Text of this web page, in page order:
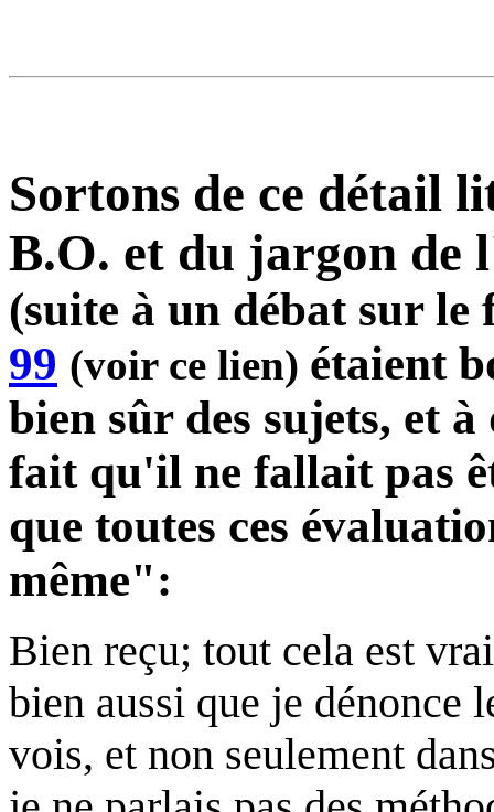
Sortons de ce détail
B.O. et du jargon
(suite à un débat sur le
99 (voir ce lien) étaient
bien sûr des sujets, et
fait qu'il ne fallait pas
que toutes ces
même":
Bien reçu; tout cela est
bien aussi que je dénonce
vois, et non seulement